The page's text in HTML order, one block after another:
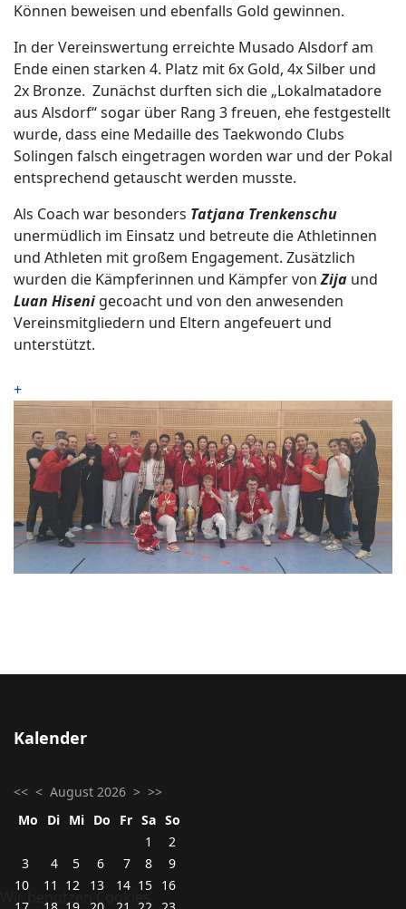
Können beweisen und ebenfalls Gold gewinnen.
In der Vereinswertung erreichte Musado Alsdorf am
Ende einen starken 4. Platz mit 6x Gold, 4x Silber und
2x Bronze. Zunächst durften sich die „Lokalmatadore
aus Alsdorf“ sogar über Rang 3 freuen, ehe festgestellt
wurde, dass eine Medaille des Taekwondo Clubs
Solingen falsch eingetragen worden war und der Pokal
entsprechend getauscht werden musste.
Als Coach war besonders Tatjana Trenkenschu
unermüdlich im Einsatz und betreute die Athletinnen
und Athleten mit großem Engagement. Zusätzlich
wurden die Kämpferinnen und Kämpfer vonZija und
Luan Hiseni gecoacht und von den anwesenden
Vereinsmitgliedern und Eltern angefeuert und
unterstützt.
+
Kalender
<< < August 2026 > >>
Mo
Di Mi Do Fr Sa So
1
2
3
4 5 6 7 8
9
10
11 12 13 14 15 16